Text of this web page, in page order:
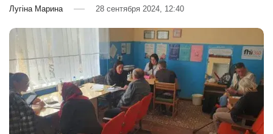
Лугіна Марина 28 сентября 2024, 12:40